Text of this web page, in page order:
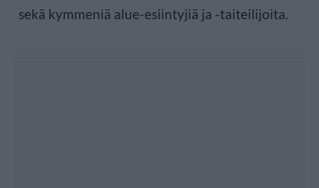
sekä kymmeniä alue-esiintyjiä ja -taiteilijoita.